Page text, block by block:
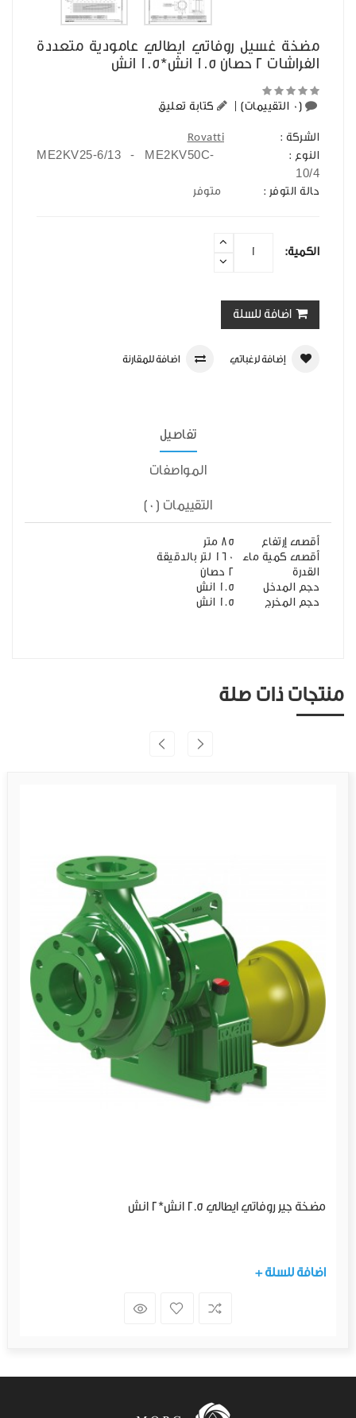
مضخة غسيل روفاتي ايطالي عامودية متعددة
الفراشات 2 حصان 1.5 انش*1.5 انش
(0 التقييمات) كتابة تعليق
الشركة :
Rovatti
النوع :
ME2KV25-6/13 - ME2KV50C-
10/4
حالة التوفر : متوفر
الكمية:
اضافة للسلة
إضافة لرغباتي اضافة للمقارنة
تفاصيل
المواصفات
التقييمات (0)
أقصى إرتفاع
85 متر
أقصى كمية ماء
160 لتر بالدقيقة
القدرة
2 حصان
حجم المدخل
1.5 انش
حجم المخرج
1.5 انش
منتجات ذات صلة
مضخة جير روفاتي ايطالي 2.5 انش*2 انش
+ اضافة للسلة